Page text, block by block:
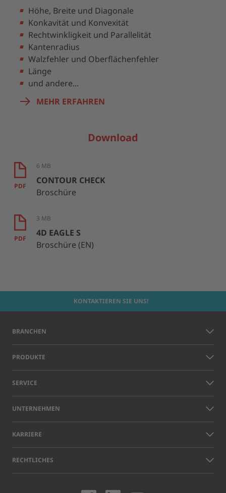
Höhe, Breite und Diagonale
Konkavität und Konvexität
Rechtwinkligkeit und Parallelität
Kantenradius
Walzfehler und Oberflächenfehler
Länge
und andere...
MEHR ERFAHREN
Download
PDF
6 MB
CONTOUR CHECK
Broschüre
PDF
3 MB
4D EAGLE S
Broschüre (EN)
KONTAKTIEREN SIE UNS!
BRANCHEN
PRODUKTE
SERVICE
UNTERNEHMEN
KARRIERE
RECHTLICHES